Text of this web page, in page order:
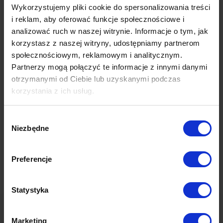
Wykorzystujemy pliki cookie do spersonalizowania treści
i reklam, aby oferować funkcje społecznościowe i
analizować ruch w naszej witrynie. Informacje o tym, jak
korzystasz z naszej witryny, udostępniamy partnerom
społecznościowym, reklamowym i analitycznym.
Partnerzy mogą połączyć te informacje z innymi danymi
otrzymanymi od Ciebie lub uzyskanymi podczas
korzystania z ich usług.
Polityki Prywatności Google
zgody
Niezbędne
Preferencje
Statystyka
Marketing
Telewizji – lokalne oddziały TVP
Outdoorze – wykorzystanie przestrzeni reklamowej w
środkach komunikacji miejskiej w całej Polsce
Internecie – prowadzenie profilu na Facebooku, mailingi
do ściśle segmentowanych odbiorców oraz kampania
display skierowane do przedsiębiorców
W efekcie, udało osiągnąć się KPI – pozytywny
wizerunek osób niepełnosprawnych wśród
pracodawców operujących na terenach wiejskich
i małomiasteczkowych wzrósł o 9,9 punktu
procentowego na podstawie badań CATI (w II